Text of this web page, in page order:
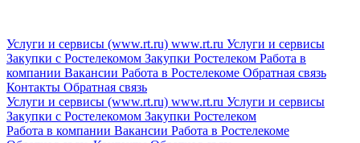
Услуги и сервисы (www.rt.ru) www.rt.ru Услуги и сервисы
Закупки с Ростелекомом Закупки Ростелеком Работа в
компании Вакансии Работа в Ростелекоме Обратная связь
Контакты Обратная связь
Услуги и сервисы (www.rt.ru) www.rt.ru Услуги и сервисы
Закупки с Ростелекомом Закупки Ростелеком
Работа в компании Вакансии Работа в Ростелекоме